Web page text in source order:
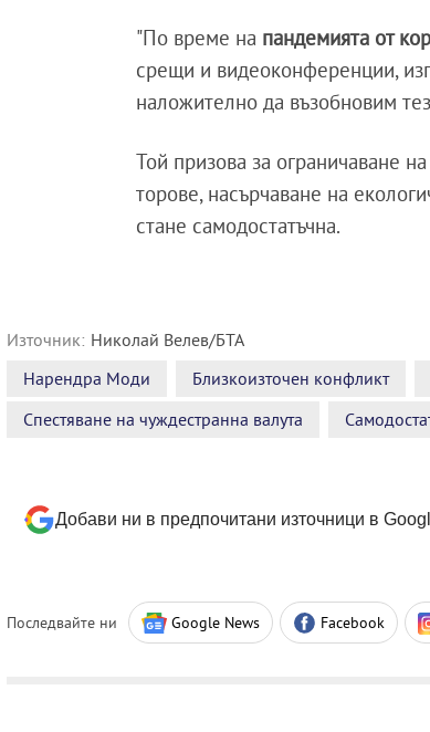
"По време на пандемията от
срещи и видеоконференции,
наложително да възобновим
Той призова за ограничаване
торове, насърчаване на
стане самодостатъчна.
Източник: Николай Велев/БТА
Нарендра Моди
Близкоизточен конфликт
Спестяване на чуждестранна валута
Добави ни в предпочитани източници в
Последвайте ни Google News Facebook